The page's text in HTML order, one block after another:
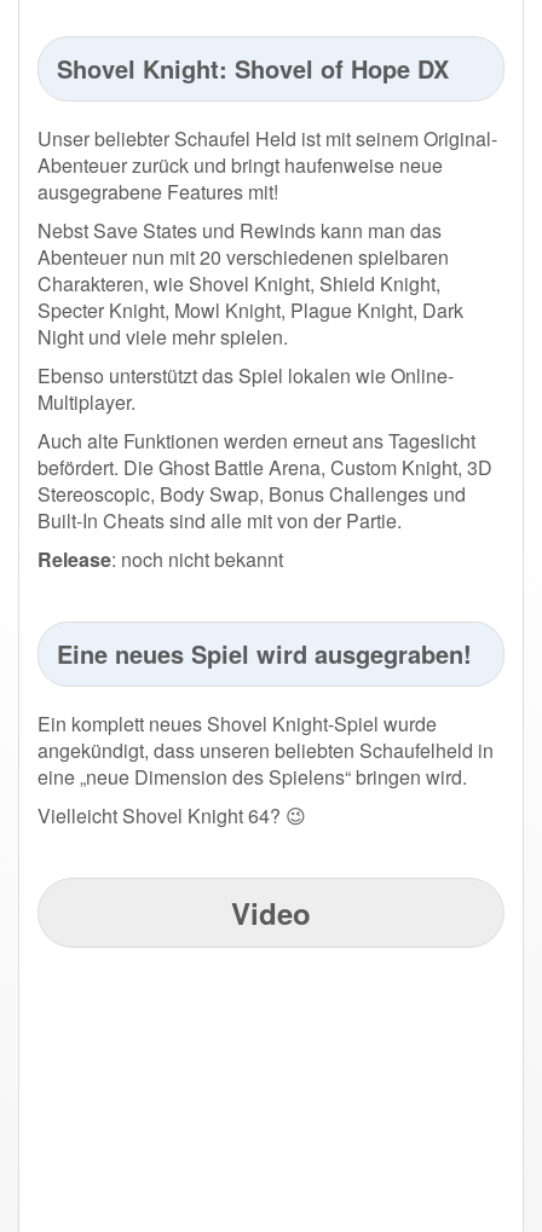
Shovel Knight: Shovel of Hope DX
Unser beliebter Schaufel Held ist mit seinem Original-
Abenteuer zurück und bringt haufenweise neue
ausgegrabene Features mit!
Nebst Save States und Rewinds kann man das
Abenteuer nun mit 20 verschiedenen spielbaren
Charakteren, wie Shovel Knight, Shield Knight,
Specter Knight, Mowl Knight, Plague Knight, Dark
Night und viele mehr spielen.
Ebenso unterstützt das Spiel lokalen wie Online-
Multiplayer.
Auch alte Funktionen werden erneut ans Tageslicht
befördert. Die Ghost Battle Arena, Custom Knight, 3D
Stereoscopic, Body Swap, Bonus Challenges und
Built-In Cheats sind alle mit von der Partie.
Release: noch nicht bekannt
Eine neues Spiel wird ausgegraben!
Ein komplett neues Shovel Knight-Spiel wurde
angekündigt, dass unseren beliebten Schaufelheld in
eine „neue Dimension des Spielens“ bringen wird.
Vielleicht Shovel Knight 64? 😉
Video